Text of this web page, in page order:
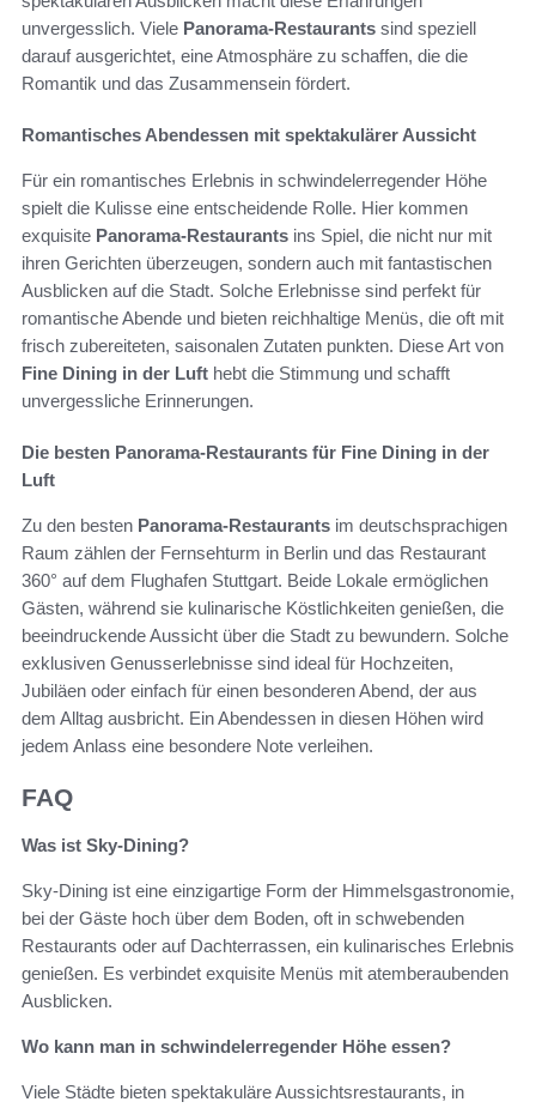
unvergesslich. Viele Panorama-Restaurants sind speziell
darauf ausgerichtet, eine Atmosphäre zu schaffen, die die
Romantik und das Zusammensein fördert.
Romantisches Abendessen mit spektakulärer Aussicht
Für ein romantisches Erlebnis in schwindelerregender Höhe
spielt die Kulisse eine entscheidende Rolle. Hier kommen
exquisite Panorama-Restaurants ins Spiel, die nicht nur mit
ihren Gerichten überzeugen, sondern auch mit fantastischen
Ausblicken auf die Stadt. Solche Erlebnisse sind perfekt für
romantische Abende und bieten reichhaltige Menüs, die oft mit
frisch zubereiteten, saisonalen Zutaten punkten. Diese Art von
Fine Dining in der Luft hebt die Stimmung und schafft
unvergessliche Erinnerungen.
Die besten Panorama-Restaurants für Fine Dining in der
Luft
Zu den besten Panorama-Restaurants im deutschsprachigen
Raum zählen der Fernsehturm in Berlin und das Restaurant
360° auf dem Flughafen Stuttgart. Beide Lokale ermöglichen
Gästen, während sie kulinarische Köstlichkeiten genießen, die
beeindruckende Aussicht über die Stadt zu bewundern. Solche
exklusiven Genusserlebnisse sind ideal für Hochzeiten,
Jubiläen oder einfach für einen besonderen Abend, der aus
dem Alltag ausbricht. Ein Abendessen in diesen Höhen wird
jedem Anlass eine besondere Note verleihen.
FAQ
Was ist Sky-Dining?
Sky-Dining ist eine einzigartige Form der Himmelsgastronomie,
bei der Gäste hoch über dem Boden, oft in schwebenden
Restaurants oder auf Dachterrassen, ein kulinarisches Erlebnis
genießen. Es verbindet exquisite Menüs mit atemberaubenden
Ausblicken.
Wo kann man in schwindelerregender Höhe essen?
Viele Städte bieten spektakuläre Aussichtsrestaurants, in